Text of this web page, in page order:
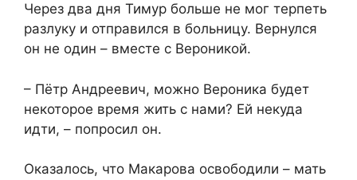
Через два дня Тимур больше не мог терпеть
разлуку и отправился в больницу. Вернулся
он не один – вместе с Вероникой.
– Пётр Андреевич, можно Вероника будет
некоторое время жить с нами? Ей некуда
идти, – попросил он.
Оказалось, что Макарова освободили – мать